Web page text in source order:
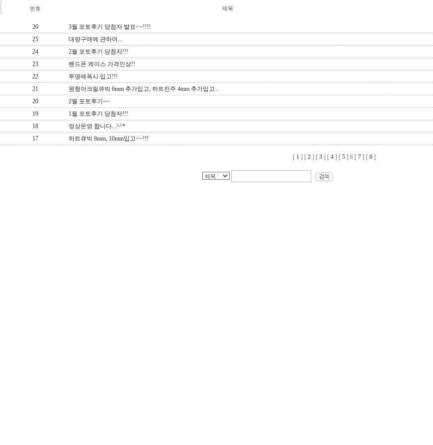
번호 제목
26 3월 포토후기 당첨자 발표~~!!!!
25
대량구매에 관하여...
24
2월 포토후기 당첨자!!!
23
핸드폰 케이스 가격인상!!
22
투명에폭시 입고!!!
21
원형아크릴큐빅 6mm 추가입고, 하트진주 4mm 추가입고..
20
2월 포토후기~~
19
1월 포토후기 당첨자!!!
18
정상운영 합니다...^^*
17
하트큐빅 8mm, 10mm입고~~!!!
[ 1 ] [ 2] [ 3] [ 4] [ 5] 6[ 7] [ 8]